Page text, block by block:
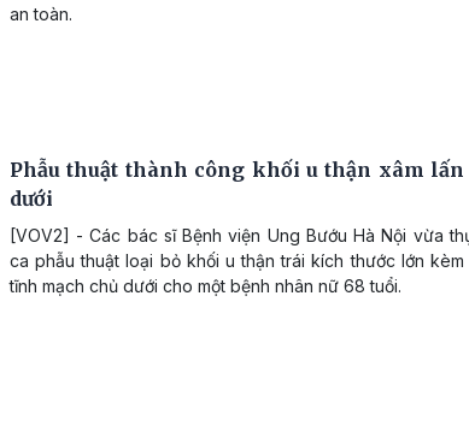
an toàn.
Phẫu thuật thành công khối u thận xâm
dưới
[VOV2] - Các bác sĩ Bệnh viện Ung Bướu Hà Nội vừa
ca phẫu thuật loại bỏ khối u thận trái kích thước lớn kèm
tĩnh mạch chủ dưới cho một bệnh nhân nữ 68 tuổi.